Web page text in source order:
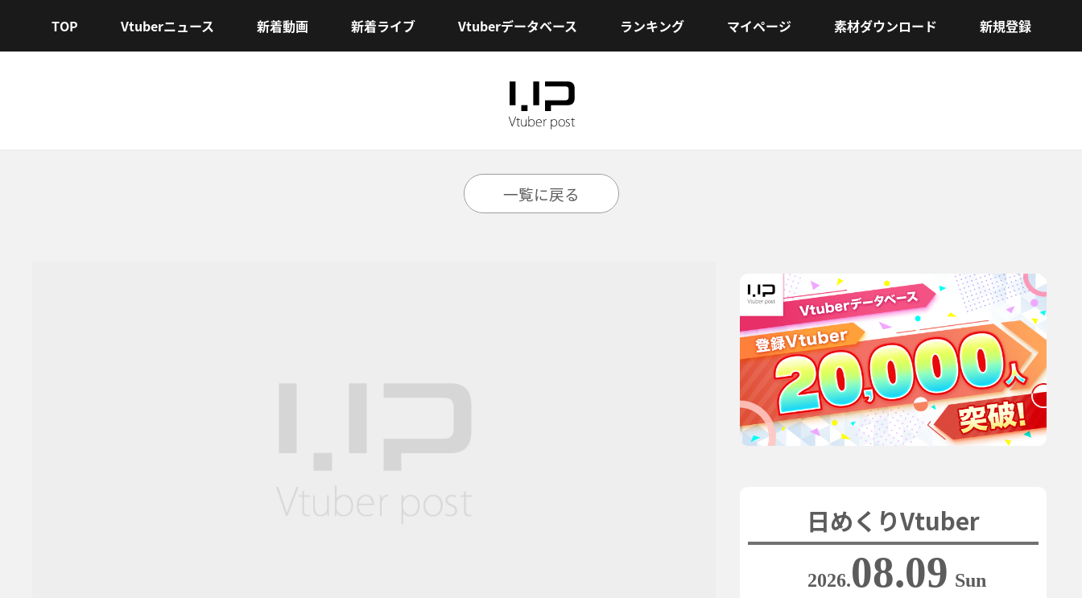
TOP Vtuberニュース 新着動画 新着ライブ Vtuberデータベース ランキング マイページ 素材ダウンロード 新規登録
一覧に戻る
日めくりVtuber
2026.08.09 Sun